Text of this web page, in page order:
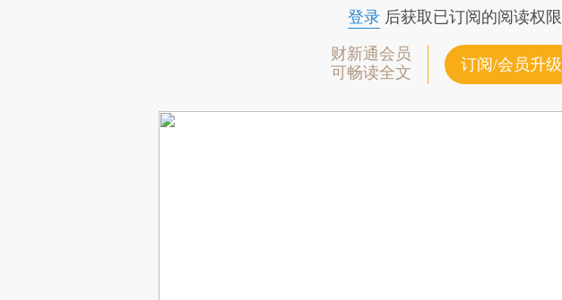
登录后获取已订阅的阅读权限
财新通会员
可畅读全文
订阅/会员升级